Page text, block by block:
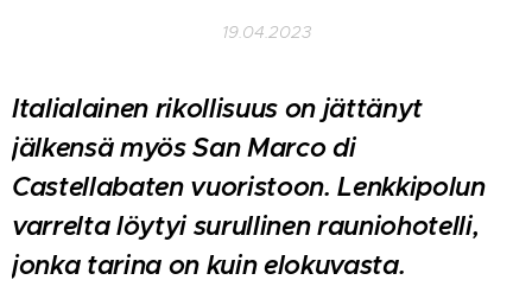
19.04.2023
Italialainen rikollisuus on jättänyt
jälkensä myös San Marco di
Castellabaten vuoristoon. Lenkkipolun
varrelta löytyi surullinenrauniohotelli,
jonka tarina on kuin elokuvasta.